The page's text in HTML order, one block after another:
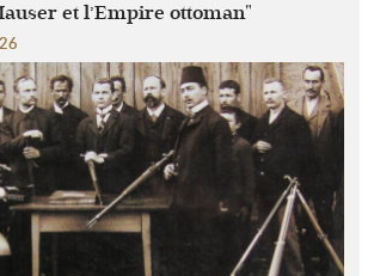
et l’Empire ottoman"